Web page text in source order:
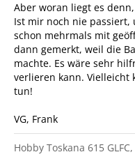
Aber woran liegt es
Ist mir noch nie
schon mehrmals mit
dann gemerkt, weil die
machte. Es wäre sehr
verlieren kann. Vielleicht
tun!
VG, Frank
Hobby Toskana 615